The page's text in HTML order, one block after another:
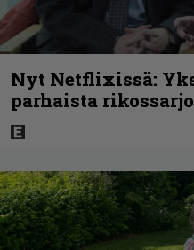
Nyt Netflixissä:
parhaista